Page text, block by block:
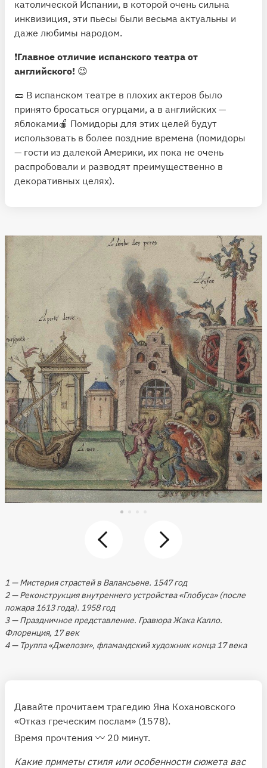
католической Испании, в которой очень сильна
инквизиция, эти пьесы были весьма актуальны и
даже любимы народом.
❗️Главное отличие испанского театра от
английского! 😉
🥒 В испанском театре в плохих актеров было
принято бросаться огурцами, а в английских —
яблоками🍎 Помидоры для этих целей будут
использовать в более поздние времена (помидоры
— гости из далекой Америки, их пока не очень
распробовали и разводят преимущественно в
декоративных целях).
1 — Мистерия страстей в Валансьене. 1547 год
2 — Реконструкция внутреннего устройства «Глобуса» (после
пожара 1613 года). 1958 год
3 — Праздничное представление. Гравюра Жака Калло.
Флоренция, 17 век
4 — Труппа «Джелози», фламандский художник конца 17 века
Давайте прочитаем трагедию Яна Кохановского
«Отказ греческим послам» (1578).
Время прочтения 〰️ 20 минут.
Какие приметы стиля или особенности сюжета вас